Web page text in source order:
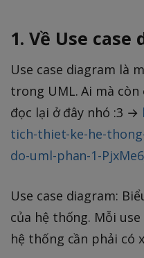
1. Về Use case
Use case diagram là
trong UML. Ai mà
đọc lại ở đây nhó :3 →
tich-thiet-ke-he-
do-uml-phan-1-
Use case diagram:
của hệ thống. Mỗi
hệ thống cần phải có